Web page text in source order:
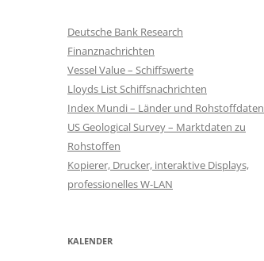
Deutsche Bank Research
Finanznachrichten
Vessel Value – Schiffswerte
Lloyds List Schiffsnachrichten
Index Mundi – Länder und Rohstoffdaten
US Geological Survey – Marktdaten zu
Rohstoffen
Kopierer, Drucker, interaktive Displays,
professionelles W-LAN
KALENDER